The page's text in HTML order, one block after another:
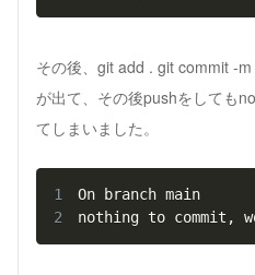
その後、git add . git commit -
が出て、その後pushをしても
てしまいました。
1
2
nothing to commit,